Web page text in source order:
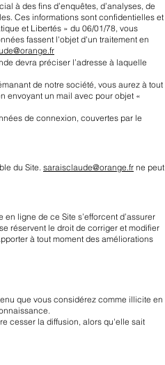
à des fins d’enquêtes, d’analyses, de
Ces informations sont confidentielles et
et Libertés » du 06/01/78, vous
fassent l'objet d'un traitement en
devra préciser l’adresse à laquelle
de notre société, vous aurez à tout
envoyant un mail avec pour objet «
de connexion, couvertes par le
du Site. saraisclaude@orange.fr ne peut
ligne de ce Site s’efforcent d’assurer
réservent le droit de corriger et modifier
à tout moment des améliorations
que vous considérez comme illicite en
cesser la diffusion, alors qu'elle sait